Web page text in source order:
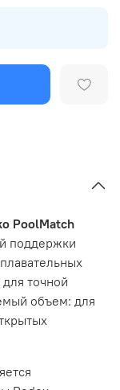
PoolMatch
поддержки
точной
объем: для